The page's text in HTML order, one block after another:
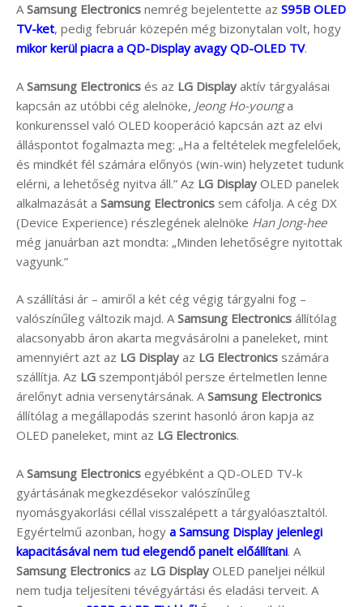
ASamsung Electronics nemrég bejelentette az S95B OLED
TV-ket, pedig február közepén még bizonytalan volt, hogy
mikor kerül piacra a QD-Display avagy QD-OLED TV.
A Samsung Electronics és az LG Display aktív tárgyalásai
kapcsán az utóbbi cég alelnöke, Jeong Ho-younga
konkurenssel való OLED kooperáció kapcsán azt az elvi
álláspontot fogalmazta meg: „Ha a feltételek megfelelőek,
és mindkét fél számára előnyös (win-win) helyzetet tudunk
elérni, a lehetőség nyitva áll.” Az LG Display OLED panelek
alkalmazását a Samsung Electronics sem cáfolja. A cég DX
(Device Experience) részlegének alelnöke Han Jong-hee
még januárban azt mondta: „Minden lehetőségre nyitottak
vagyunk.”
A szállítási ár – amiről a két cég végig tárgyalni fog –
valószínűleg változik majd. ASamsung Electronics állítólag
alacsonyabb áron akarta megvásárolni a paneleket, mint
amennyiért azt az LG Display az LG Electronics számára
szállítja. Az LG szempontjából persze értelmetlen lenne
árelőnyt adnia versenytársának. ASamsung Electronics
állítólag a megállapodás szerint hasonló áron kapja az
OLED paneleket, mint az LG Electronics.
A Samsung Electronics egyébként a QD-OLED TV-k
gyártásának megkezdésekor valószínűleg
nyomásgyakorlási céllal visszalépett a tárgyalóasztaltól.
Egyértelmű azonban, hogy a Samsung Display jelenlegi
kapacitásával nem tud elegendő panelt előállítani. A
Samsung Electronics az LG Display OLED paneljei nélkül
nem tudja teljesíteni tévégyártási és eladási terveit. A